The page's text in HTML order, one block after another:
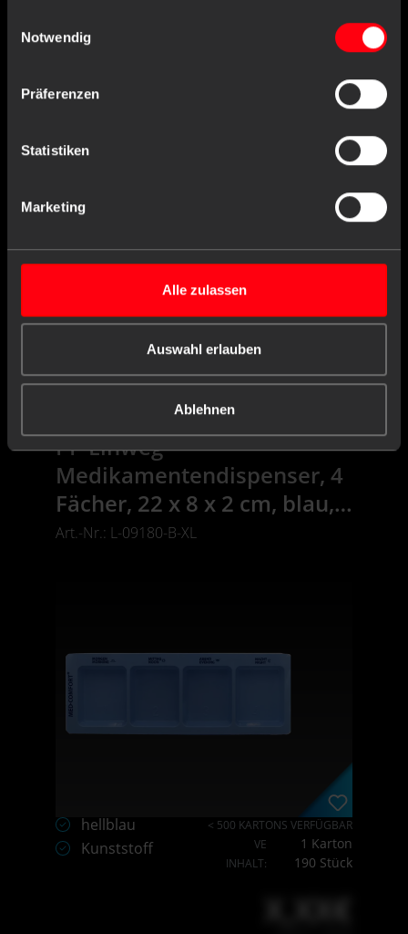
Notwendig
Präferenzen
Statistiken
Marketing
Alle zulassen
Auswahl erlauben
Ablehnen
Kunststoff
< 500 KARTONS VERFÜGBAR
1 Karton
200 Stück
X,XX€
-
+
Einloggen oder registrieren
PP Einweg
Medikamentendispenser, 4
Fächer, 22 x 8 x 2 cm, blau,
Med-Comfort
Art.-Nr.: L-09180-B-XL
hellblau
Kunststoff
< 500 KARTONS VERFÜGBAR
VE
1 Karton
INHALT: 190 Stück
X,XX€